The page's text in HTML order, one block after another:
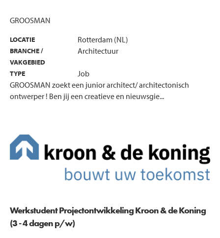
GROOSMAN
LOCATIE Rotterdam (NL)
BRANCHE /
VAKGEBIED
Architectuur
TYPE
Job
GROOSMAN zoekt een junior architect/ architectonisch
ontwerper ! Ben jij een creatieve en nieuwsgie...
Werkstudent Projectontwikkeling Kroon & de Koning
(3 - 4 dagen p/w)